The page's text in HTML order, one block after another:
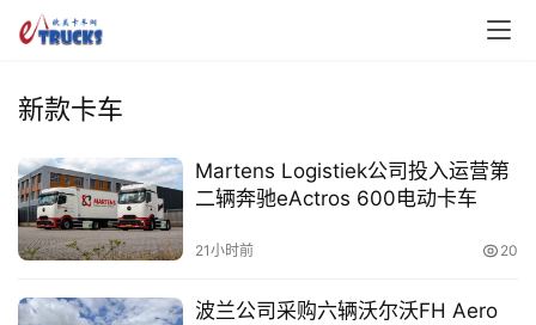
新款卡车
Martens Logistiek公司投入运营第
二辆奔驰eActros 600电动卡车
21小时前 20
波兰公司采购六辆沃尔沃FH Aero